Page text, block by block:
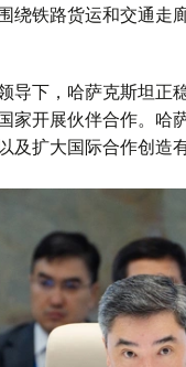
绕铁路货运和交通走
导下，哈萨克斯坦正
家开展伙伴合作。哈
扩大国际合作创造有